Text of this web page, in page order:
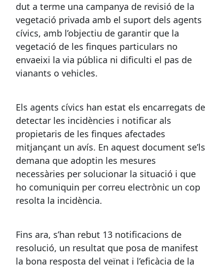
dut a terme una campanya de revisió de la
vegetació privada amb el suport dels agents
cívics, amb l’objectiu de garantir que la
vegetació de les finques particulars no
envaeixi la via pública ni dificulti el pas de
vianants o vehicles.
Els agents cívics han estat els encarregats de
detectar les incidències i notificar als
propietaris de les finques afectades
mitjançant un avís. En aquest document se’ls
demana que adoptin les mesures
necessàries per solucionar la situació i que
ho comuniquin per correu electrònic un cop
resolta la incidència.
Fins ara, s’han rebut 13 notificacions de
resolució, un resultat que posa de manifest
la bona resposta del veïnat i l’eficàcia de la